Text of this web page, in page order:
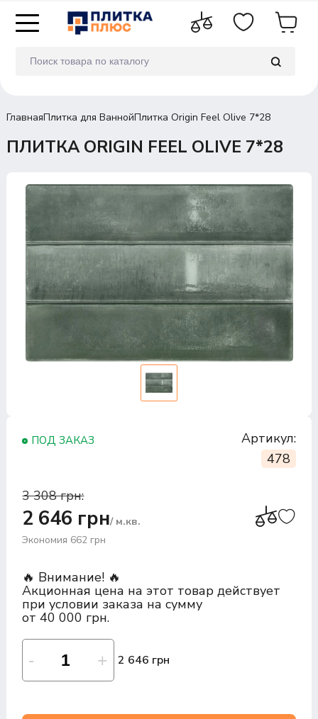
ГлавнаяПлитка для ВаннойПлитка Origin Feel Olive 7*28
ПЛИТКА ORIGIN FEEL OLIVE 7*28
ПОД ЗАКАЗ
Артикул:
478
3 308 грн:
2 646 грн/ м.кв.
Экономия 662 грн
🔥 Внимание! 🔥
Акционная цена на этот товар действует
при условии заказа на сумму
от 40 000 грн.
2 646 грн